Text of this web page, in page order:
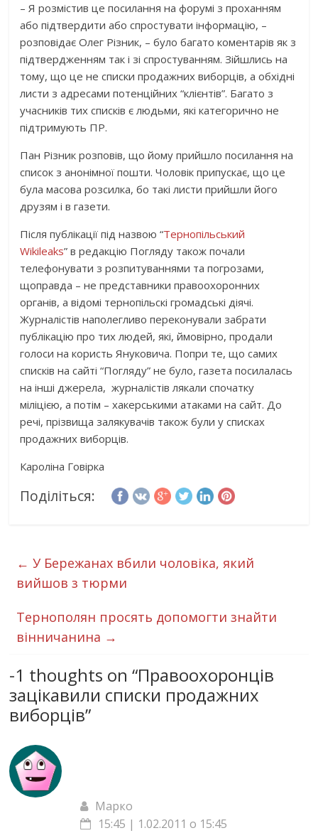
– Я розмістив це посилання на форумі з проханням
або підтвердити або спростувати інформацію, –
розповідає Олег Різник, – було багато коментарів як з
підтвердженням так і зі спростуванням. Зійшлись на
тому, що це не списки продажних виборців, а обхідні
листи з адресами потенційних “клієнтів”. Багато з
учасників тих списків є людьми, які категорично не
підтримують ПР.
Пан Різник розповів, що йому прийшло посилання на
список з анонімної пошти. Чоловік припускає, що це
була масова розсилка, бо такі листи прийшли його
друзям і в газети.
Після публікації під назвою “Тернопільський
Wikileaks” в редакцію Погляду також почали
телефонувати з розпитуваннями та погрозами,
щоправда – не представники правоохоронних
органів, а відомі тернопільскі громадські діячі.
Журналістів наполегливо переконували забрати
публікацію про тих людей, які, ймовірно, продали
голоси на користь Януковича. Попри те, що самих
списків на сайті “Погляду” не було, газета посилалась
на інші джерела, журналістів лякали спочатку
міліцією, а потім – хакерськими атаками на сайт. До
речі, прізвища залякувачів також були у списках
продажних виборців.
Кароліна Говірка
Поділіться:
← У Бережанах вбили чоловіка, який
вийшов з тюрми
Тернополян просять допомогти знайти
вінничанина →
-1 thoughts on “Правоохоронців
зацікавили списки продажних
виборців”
Марко
15:45 | 1.02.2011 о 15:45